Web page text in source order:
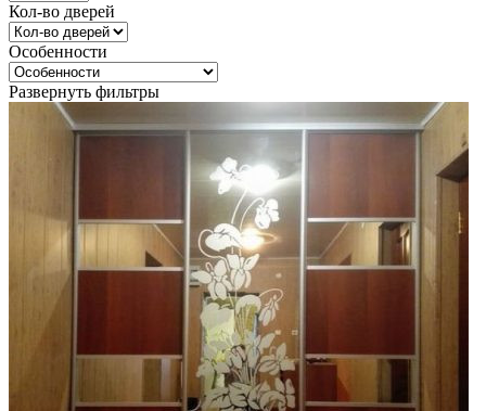
Кол-во дверей
Особенности
Развернуть фильтры